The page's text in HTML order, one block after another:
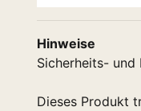
Hinweise
Sicherheits-
Dieses Produkt